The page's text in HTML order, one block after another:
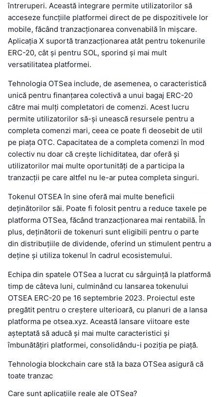
întreruperi. Această integrare permite utilizatorilor să
acceseze funcțiile platformei direct de pe dispozitivele lor
mobile, făcând tranzacționarea convenabilă în mișcare.
Aplicația X suportă tranzacționarea atât pentru tokenurile
ERC-20, cât și pentru SOL, sporind și mai mult
versatilitatea platformei.
Tehnologia OTSea include, de asemenea, o caracteristică
unică pentru finanțarea colectivă a unui bagaj ERC-20
către mai mulți completatori de comenzi. Acest lucru
permite utilizatorilor să-și unească resursele pentru a
completa comenzi mari, ceea ce poate fi deosebit de util
pe piața OTC. Capacitatea de a completa comenzi în mod
colectiv nu doar că crește lichiditatea, dar oferă și
utilizatorilor mai multe oportunități de a participa la
tranzacții pe care altfel nu le-ar putea completa singuri.
Tokenul OTSEA în sine oferă mai multe beneficii
deținătorilor săi. Poate fi folosit pentru a reduce taxele pe
platforma OTSea, făcând tranzacționarea mai rentabilă. În
plus, deținătorii de tokenuri sunt eligibili pentru o parte
din distribuțiile de dividende, oferind un stimulent pentru a
deține și utiliza tokenul în cadrul ecosistemului.
Echipa din spatele OTSea a lucrat cu sârguință la platformă
timp de câteva luni, culminând cu lansarea tokenului
OTSEA ERC-20 pe 16 septembrie 2023. Proiectul este
pregătit pentru o creștere ulterioară, cu planuri de a lansa
platforma pe otsea.xyz. Această lansare viitoare este
așteptată să aducă și mai multe caracteristici și
îmbunătățiri platformei, consolidându-i poziția pe piață.
Tehnologia blockchain care stă la baza OTSea asigură că
toate tranzac
Care sunt aplicațiile reale ale OTSea?